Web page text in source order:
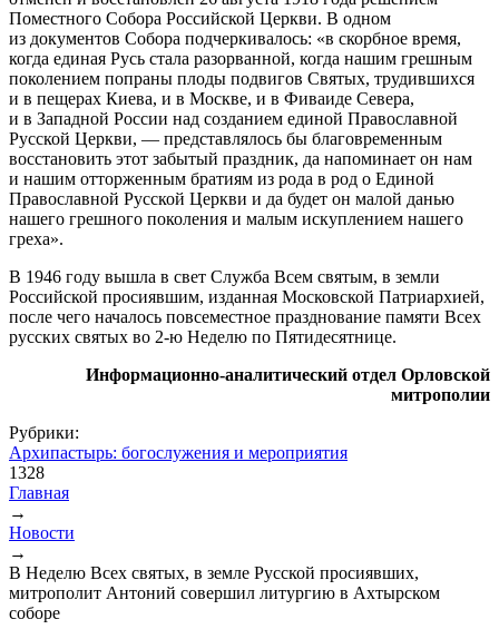
Поместного Собора Российской Церкви. В одном
из документов Собора подчеркивалось: «в скорбное время,
когда единая Русь стала разорванной, когда нашим грешным
поколением попраны плоды подвигов Святых, трудившихся
и в пещерах Киева, и в Москве, и в Фиваиде Севера,
и в Западной России над созданием единой Православной
Русской Церкви, — представлялось бы благовременным
восстановить этот забытый праздник, да напоминает он нам
и нашим отторженным братиям из рода в род о Единой
Православной Русской Церкви и да будет он малой данью
нашего грешного поколения и малым искуплением нашего
греха».
В 1946 году вышла в свет Служба Всем святым, в земли
Российской просиявшим, изданная Московской Патриархией,
после чего началось повсеместное празднование памяти Всех
русских святых во 2-ю Неделю по Пятидесятнице.
Информационно-аналитический отдел Орловской
митрополии
Рубрики:
Архипастырь: богослужения и мероприятия
1328
Вы здесь
Главная
→
Новости
→
В Неделю Всех святых, в земле Русской просиявших,
митрополит Антоний совершил литургию в Ахтырском
соборе